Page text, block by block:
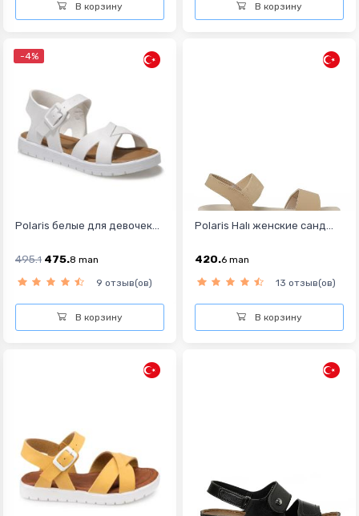
В корзину В корзину
-4%
Polaris белыe для девочек...
495.1 475.8 man
9 отзыв(ов)
В корзину
Polaris Halı женские санд...
420.6 man
13 отзыв(ов)
В корзину